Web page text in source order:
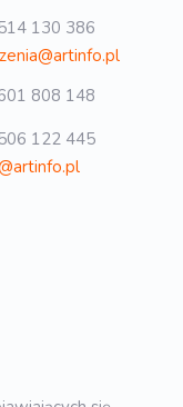
130 386
808 148
122 445